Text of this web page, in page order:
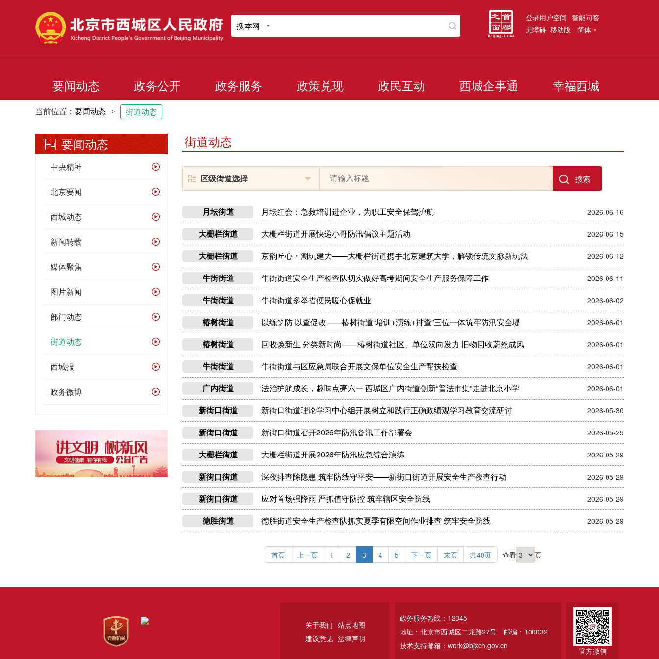
搜本网
登录用户空间 智能问答
无障碍 移动版 简体
要闻动态 政务公开 政务服务 政策兑现 政民互动 西城企事通 幸福西城
当前位置： 要闻动态 > 街道动态
要闻动态
中央精神
北京要闻
西城动态
新闻转载
媒体聚焦
图片新闻
部门动态
街道动态
西城报
政务微博
街道动态
月坛街道 月坛红会：急救培训进企业，为职工安全保驾护航 2026-06-16
大栅栏街道 大栅栏街道开展快递小哥防汛倡议主题活动 2026-06-15
大栅栏街道 京韵匠心・潮玩建大——大栅栏街道携手北京建筑大学，解锁传统文脉新玩法 2026-06-12
牛街街道 牛街街道安全生产检查队切实做好高考期间安全生产服务保障工作 2026-06-11
牛街街道 牛街街道多举措便民暖心促就业 2026-06-02
椿树街道 以练筑防 以查促改——椿树街道“培训+演练+排查”三位一体筑牢防汛安全堤 2026-06-01
椿树街道 回收焕新生 分类新时尚——椿树街道社区、单位双向发力 旧物回收蔚然成风 2026-06-01
牛街街道 牛街街道与区应急局联合开展文保单位安全生产帮扶检查 2026-06-01
广内街道 法治护航成长，趣味点亮六一 西城区广内街道创新“普法市集”走进北京小学 2026-06-01
新街口街道 新街口街道理论学习中心组开展树立和践行正确政绩观学习教育交流研讨 2026-05-30
新街口街道 新街口街道召开2026年防汛备汛工作部署会 2026-05-29
大栅栏街道 大栅栏街道开展2026年防汛应急综合演练 2026-05-29
新街口街道 深夜排查除隐患 筑牢防线守平安——新街口街道开展安全生产夜查行动 2026-05-29
新街口街道 应对首场强降雨 严抓值守防控 筑牢辖区安全防线 2026-05-29
德胜街道 德胜街道安全生产检查队抓实夏季有限空间作业排查 筑牢安全防线 2026-05-29
首页 上一页 1 2 3 4 5 下一页 末页 查看 页
共40页
关于我们 站点地图
建议意见 法律声明
政务服务热线：12345
地址：北京市西城区二龙路27号
邮编：100032
技术支持邮箱：work@bjxch.gov.cn
官方微信